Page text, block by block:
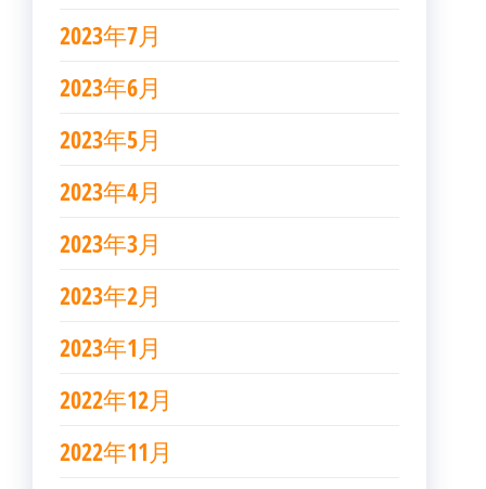
2023年7月
2023年6月
2023年5月
2023年4月
2023年3月
2023年2月
2023年1月
2022年12月
2022年11月